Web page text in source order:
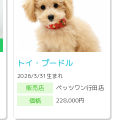
トイ・プードル
2026/3/31生まれ
販売店
ペッツワン行田店
価格
228,000円